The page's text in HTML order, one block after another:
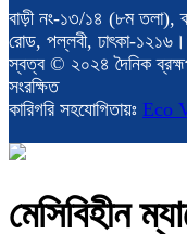
বাড়ী নং-১৩/১৪ (৮ম তলা),
রোড, পল্লবী, ঢাৎকা-
স্বত্ব © ২০২৪ দৈনিক
সংরক্ষিত
কারিগরি সহযোগিতায়ঃ Eco
মেসিবিহীন